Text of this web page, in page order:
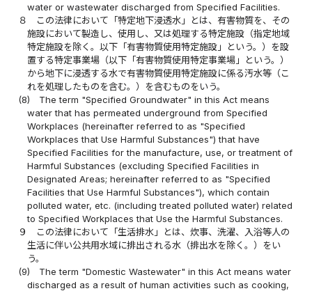
water or wastewater discharged from Specified Facilities.
８
この法律において「特定地下浸透水」とは、有害物質を、その
施設において製造し、使用し、又は処理する特定施設（指定地域
特定施設を除く。以下「有害物質使用特定施設」という。）を設
置する特定事業場（以下「有害物質使用特定事業場」という。）
から地下に浸透する水で有害物質使用特定施設に係る汚水等（こ
れを処理したものを含む。）を含むものをいう。
(8)
The term "Specified Groundwater" in this Act means
water that has permeated underground from Specified
Workplaces (hereinafter referred to as "Specified
Workplaces that Use Harmful Substances") that have
Specified Facilities for the manufacture, use, or treatment of
Harmful Substances (excluding Specified Facilities in
Designated Areas; hereinafter referred to as "Specified
Facilities that Use Harmful Substances"), which contain
polluted water, etc. (including treated polluted water) related
to Specified Workplaces that Use the Harmful Substances.
９
この法律において「生活排水」とは、炊事、洗濯、入浴等人の
生活に伴い公共用水域に排出される水（排出水を除く。）をい
う。
(9)
The term "Domestic Wastewater" in this Act means water
discharged as a result of human activities such as cooking,